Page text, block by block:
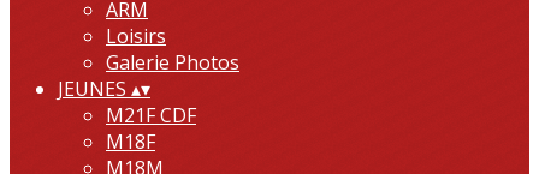
ARM
Loisirs
Galerie Photos
JEUNES ▴▾
M21F CDF
M18F
M18M